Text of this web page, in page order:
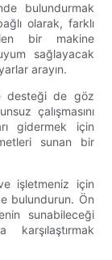
bulundurmak
olarak, farklı
bir makine
sağlayacak
arayın.
desteği de göz
çalışmasını
gidermek için
sunan bir
işletmeniz için
bulundurun. Ön
sunabileceği